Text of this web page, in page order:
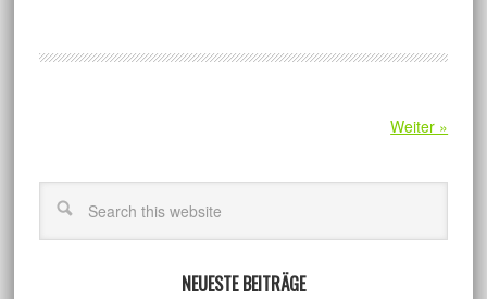
Weiter »
NEUESTE BEITRÄGE